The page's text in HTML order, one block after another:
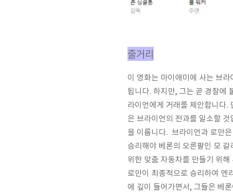
줄거리
이 영화는 마이애미에 사는 브
됩니다. 하지만, 그는 곧 경찰에
라이언에게 거래를 제안합니다.
은 브라이언의 전과를 일소할
을 이룹니다. 브라이언과 로만
승리해야 베론의 오른팔인 모
위한 맞춤 자동차를 만들기 위
로만이 최종적으로 승리하여 엔
에 깊이 들어가면서, 그들은 베